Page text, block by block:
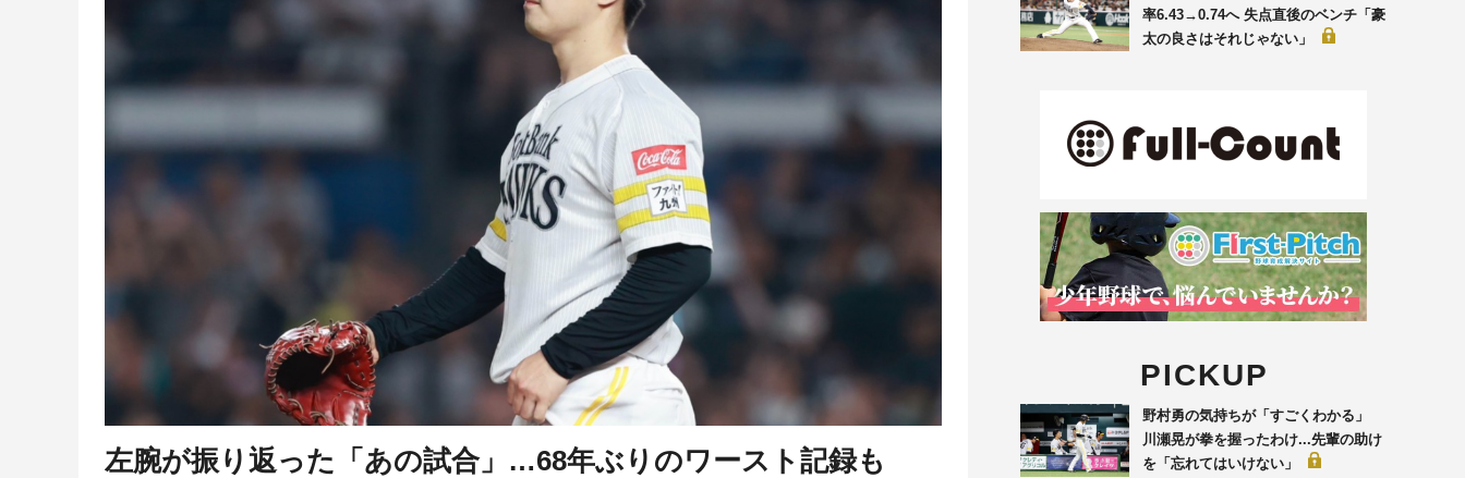
左腕が振り返った「あの試合」…68年ぶりのワースト記録も
率6.43→0.74へ 失点直後のベンチ「豪
太の良さはそれじゃない」
PICKUP
野村勇の気持ちが「すごくわかる」
川瀬晃が拳を握ったわけ...先輩の助け
を「忘れてはいけない」